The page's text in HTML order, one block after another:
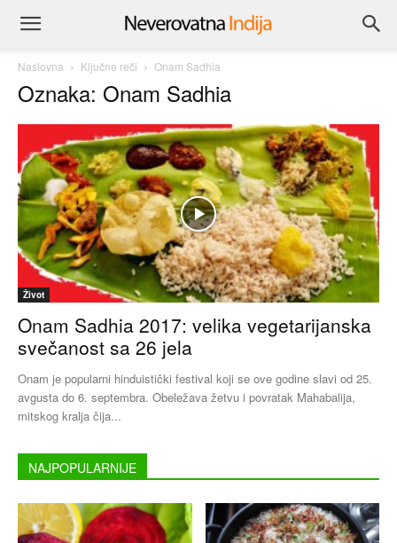
Naslovna Ključne reči Onam Sadhia
Oznaka: Onam Sadhia
Život
Onam Sadhia 2017: velika vegetarijanska
svečanost sa 26 jela
Onam je popularni hinduistički festival koji se ove godine slavi od 25.
avgusta do 6. septembra. Obeležava žetvu i povratak Mahabalija,
mitskog kralja čija...
NAJPOPULARNIJE